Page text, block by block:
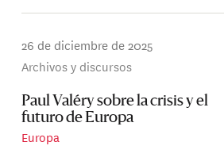
26 de diciembre de 2025
Archivos y discursos
Paul Valéry sobre la crisis y el
futuro de Europa
Europa